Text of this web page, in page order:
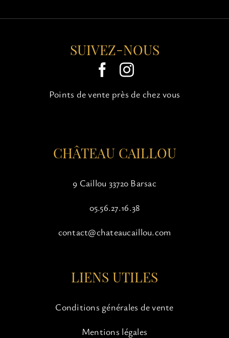
variations.
options
peuvent
être
choisies
la
SUIVEZ-NOUS
Points de vente près de chez vous
CHÂTEAU CAILLOU
9 Caillou 33720 Barsac
05.56.27.16.38
contact@chateaucaillou.com
LIENS UTILES
Conditions générales de vente
Mentions légales